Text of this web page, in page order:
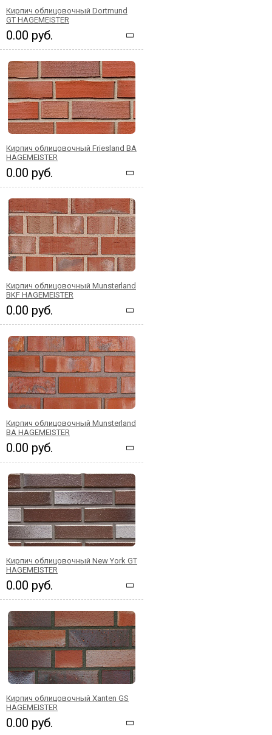
Кирпич облицовочный Dortmund
GT HAGEMEISTER
0.00 руб.
Кирпич облицовочный Friesland BA
HAGEMEISTER
0.00 руб.
Кирпич облицовочный Munsterland
BKF HAGEMEISTER
0.00 руб.
Кирпич облицовочный Munsterland
BA HAGEMEISTER
0.00 руб.
Кирпич облицовочный New York GT
HAGEMEISTER
0.00 руб.
Кирпич облицовочный Xanten GS
HAGEMEISTER
0.00 руб.